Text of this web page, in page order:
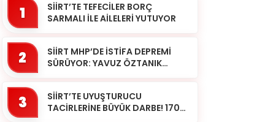
1
SİİRT’TE TEFECİLER BORÇ
SARMALI İLE AİLELERİ YUTUYOR
2
SİİRT MHP’DE İSTİFA DEPREMİ
SÜRÜYOR: YAVUZ ÖZTANIK
3
SİİRT’TE UYUŞTURUCU
TACİRLERİNE BÜYÜK DARBE! 170